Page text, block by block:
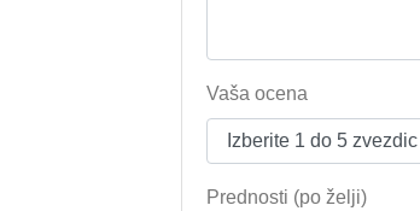
Vaša ocena
Prednosti (po želji)